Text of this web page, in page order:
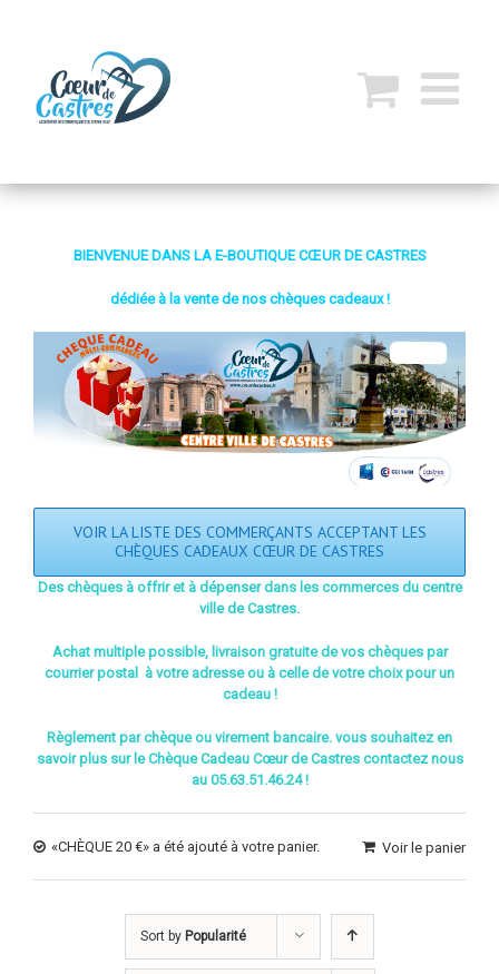
BIENVENUE DANS LA E-BOUTIQUE CŒUR DE CASTRES
dédiée à la vente de nos chèques cadeaux !
VOIR LA LISTE DES COMMERÇANTS ACCEPTANT LES
CHÈQUES CADEAUX CŒUR DE CASTRES
Des chèques à offrir et à dépenser dans les commerces du centre
ville de Castres.
Achat multiple possible, livraison gratuite de vos chèques par
courrier postal à votre adresse ou à celle de votre choix pour un
cadeau !
Règlement par chèque ou virement bancaire. vous souhaitez en
savoir plus sur le Chèque Cadeau Cœur de Castres contactez nous
au 05.63.51.46.24 !
Voir le panier
«CHÈQUE 20 €» a été ajouté à votre panier.
Sort by Popularité